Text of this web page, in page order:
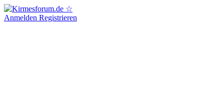
Anmelden Registrieren